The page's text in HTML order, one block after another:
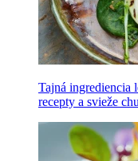
Tajná ingrediencia
recepty a svieže